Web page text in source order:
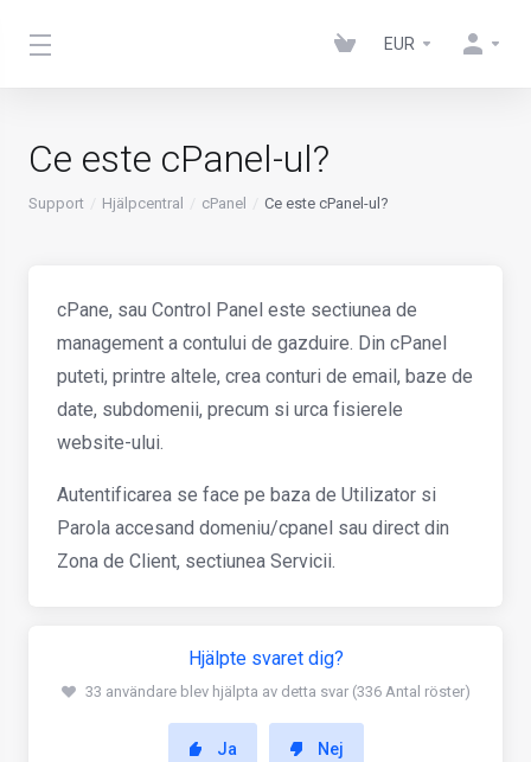
EUR
Ce este cPanel-ul?
Support Hjälpcentral cPanel Ce este cPanel-ul?
cPane, sau Control Panel este sectiunea de
management a contului de gazduire. Din cPanel
puteti, printre altele, crea conturi de email, baze de
date, subdomenii, precum si urca fisierele
website-ului.
Autentificarea se face pe baza de Utilizator si
Parola accesand domeniu/cpanel sau direct din
Zona de Client, sectiunea Servicii.
Hjälpte svaret dig?
33 användare blev hjälpta av detta svar (336 Antal röster)
Ja Nej